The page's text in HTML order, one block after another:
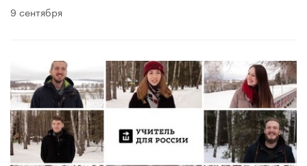
9 сентября